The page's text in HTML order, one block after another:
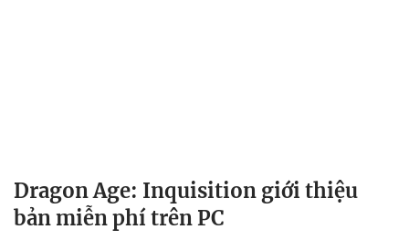
Dragon Age: Inquisition giới thiệu
bản miễn phí trên PC